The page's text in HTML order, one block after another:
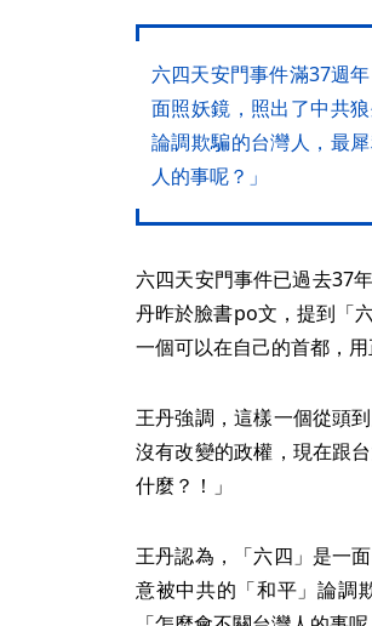
六四天安門事件滿37週
面照妖鏡，照出了中共
論調欺騙的台灣人，最
人的事呢？」
六四天安門事件已過去37
丹昨於臉書po文，提到「
一個可以在自己的首都，
王丹強調，這樣一個從頭
沒有改變的政權，現在跟
什麼？！」
王丹認為，「六四」是一
意被中共的「和平」論調